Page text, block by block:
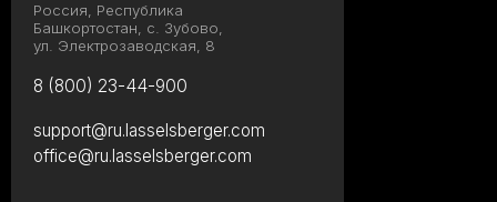
Россия, Республика
Башкортостан, с. Зубово,
ул. Электрозаводская, 8
8 (800) 23-44-900
support@ru.lasselsberger.com
office@ru.lasselsberger.com